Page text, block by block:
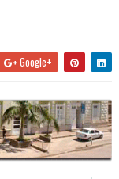
Google+